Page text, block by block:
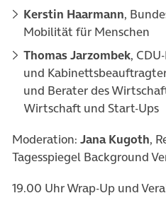
Kerstin Haarmann,
Mobilität für Menschen
Thomas Jarzombek,
und
und Berater des
Wirtschaft und Start-Ups
Moderation: Jana Kugoth,
Tagesspiegel Background
19.00 Uhr Wrap-Up und